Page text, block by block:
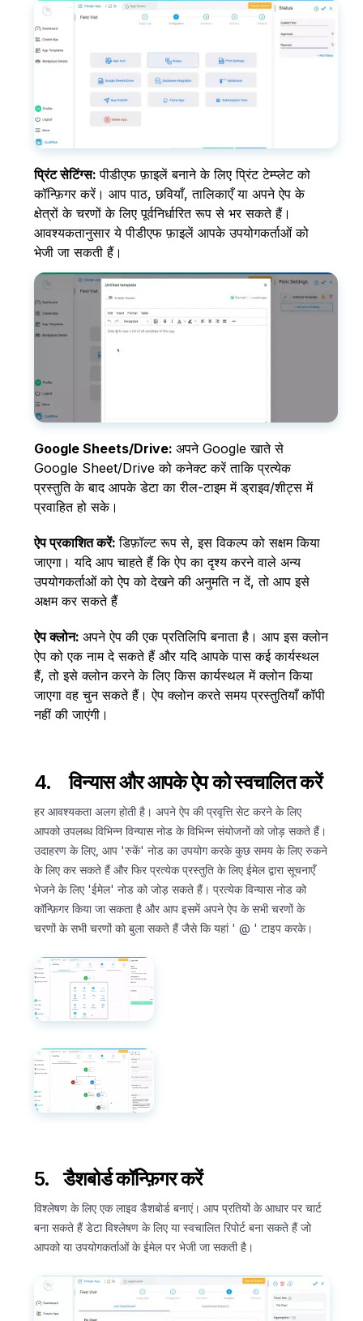
प्रिंट सेटिंग्स:पीडीएफ फ़ाइलें बनाने के लिए प्रिंट टेम्प्लेट को
कॉन्फ़िगर करें। आप पाठ, छवियाँ, तालिकाएँ या अपने ऐप के
क्षेत्रों के चरणों के लिए पूर्वनिर्धारित रूप से भर सकते हैं।
आवश्यकतानुसार ये पीडीएफ फ़ाइलें आपके उपयोगकर्ताओं को
भेजी जा सकती हैं।
Google Sheets/Drive: अपने Google खाते से
Google Sheet/Drive को कनेक्ट करें ताकि प्रत्येक
प्रस्तुति के बाद आपके डेटा का रील-टाइम में ड्राइव/शीट्स में
प्रवाहित हो सके।
ऐप प्रकाशित करें:डिफ़ॉल्ट रूप से, इस विकल्प को सक्षम किया
जाएगा। यदि आप चाहते हैं कि ऐप का दृश्य करने वाले अन्य
उपयोगकर्ताओं को ऐप को देखने की अनुमति न दें, तो आप इसे
अक्षम कर सकते हैं
ऐप क्लोन: अपने ऐप की एक प्रतिलिपि बनाता है। आप इस क्लोन
ऐप को एक नाम दे सकते हैं और यदि आपके पास कई कार्यस्थल
हैं, तो इसे क्लोन करने के लिए किस कार्यस्थल में क्लोन किया
जाएगा वह चुन सकते हैं। ऐप क्लोन करते समय प्रस्तुतियाँ कॉपी
नहीं की जाएंगी।
4. विन्यास और आपके ऐप को स्वचालित करें
हर आवश्यकता अलग होती है। अपने ऐप की प्रवृत्ति सेट करने के लिए
आपको उपलब्ध विभिन्न विन्यास नोड के विभिन्न संयोजनों को जोड़ सकते हैं।
उदाहरण के लिए, आप 'रुकें' नोड का उपयोग करके कुछ समय के लिए रुकने
के लिए कर सकते हैं और फिर प्रत्येक प्रस्तुति के लिए ईमेल द्वारा सूचनाएँ
भेजने के लिए 'ईमेल' नोड को जोड़ सकते हैं। प्रत्येक विन्यास नोड को
कॉन्फ़िगर किया जा सकता है और आप इसमें अपने ऐप के सभी चरणों के
चरणों के सभी चरणों को बुला सकते हैं जैसे कि यहां ' @ ' टाइप करके।
5. डैशबोर्ड कॉन्फ़िगर करें
विश्लेषण के लिए एक लाइव डैशबोर्ड बनाएं। आप प्रतियों के आधार पर चार्ट
बना सकते हैं डेटा विश्लेषण के लिए या स्वचालित रिपोर्ट बना सकते हैं जो
आपको या उपयोगकर्ताओं के ईमेल पर भेजी जा सकती है।